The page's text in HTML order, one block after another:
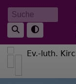
Direkt
zum
Inhalt
Suche
Ev.-luth.